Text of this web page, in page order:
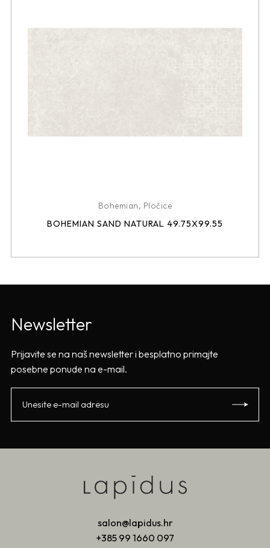
Bohemian, Pločice
BOHEMIAN SAND NATURAL 49.75X99.55
Newsletter
Prijavite se na naš newsletter i besplatno primajte
posebne ponude na e-mail.
salon@lapidus.hr
+385 99 1660 097